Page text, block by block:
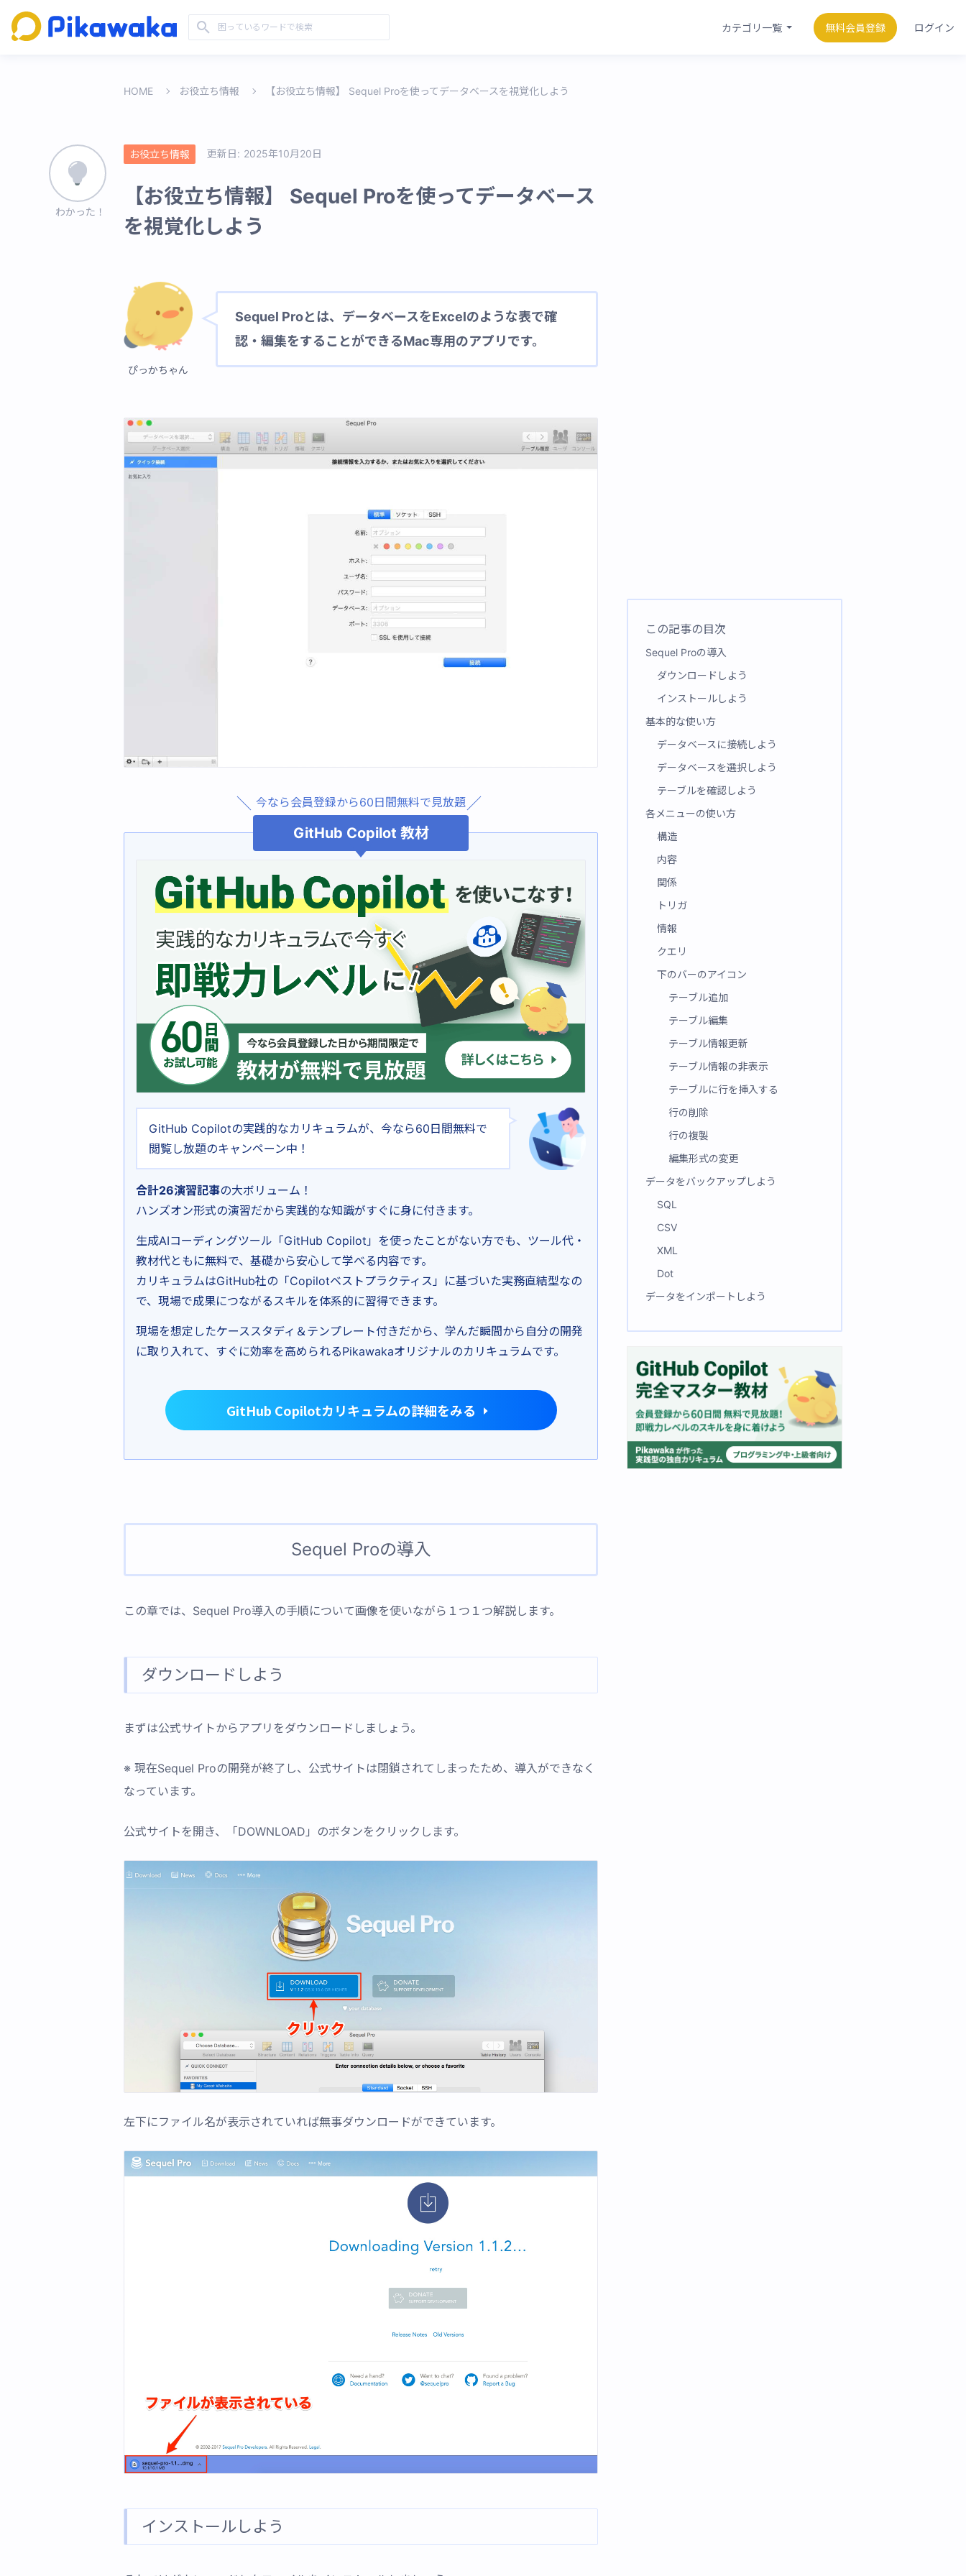
カテゴリ一覧 無料会員登録 ログイン
HOME お役立ち情報 【お役立ち情報】 Sequel Proを使ってデータベースを視覚化しよう
お役立ち情報 更新日: 2025年10月20日
【お役立ち情報】 Sequel Proを使ってデータベース
を視覚化しよう
ぴっかちゃん
Sequel Proとは、データベースをExcelのような表で確
認・編集をすることができるMac専用のアプリです。
今なら会員登録から60日間無料で見放題
GitHub Copilot 教材
GitHub Copilotの実践的なカリキュラムが、今なら60日間無料で
閲覧し放題のキャンペーン中！
合計26演習記事の大ボリューム！
ハンズオン形式の演習だから実践的な知識がすぐに身に付きます。
生成AIコーディングツール「GitHub Copilot」を使ったことがない方でも、ツール代・
教材代ともに無料で、基礎から安心して学べる内容です。
カリキュラムはGitHub社の「Copilotベストプラクティス」に基づいた実務直結型なの
で、現場で成果につながるスキルを体系的に習得できます。
現場を想定したケーススタディ＆テンプレート付きだから、学んだ瞬間から自分の開発
に取り入れて、すぐに効率を高められるPikawakaオリジナルのカリキュラムです。
GitHub Copilotカリキュラムの詳細をみる
Sequel Proの導入
この章では、Sequel Pro導入の手順について画像を使いながら１つ１つ解説します。
ダウンロードしよう
まずは公式サイトからアプリをダウンロードしましょう。
※ 現在Sequel Proの開発が終了し、公式サイトは閉鎖されてしまったため、導入ができなく
なっています。
公式サイトを開き、「DOWNLOAD」のボタンをクリックします。
左下にファイル名が表示されていれば無事ダウンロードができています。
インストールしよう
わかった！
この記事の目次
Sequel Proの導入
ダウンロードしよう
インストールしよう
基本的な使い方
データベースに接続しよう
データベースを選択しよう
テーブルを確認しよう
各メニューの使い方
構造
内容
関係
トリガ
情報
クエリ
下のバーのアイコン
テーブル追加
テーブル編集
テーブル情報更新
テーブル情報の非表示
テーブルに行を挿入する
行の削除
行の複製
編集形式の変更
データをバックアップしよう
SQL
CSV
XML
Dot
データをインポートしよう